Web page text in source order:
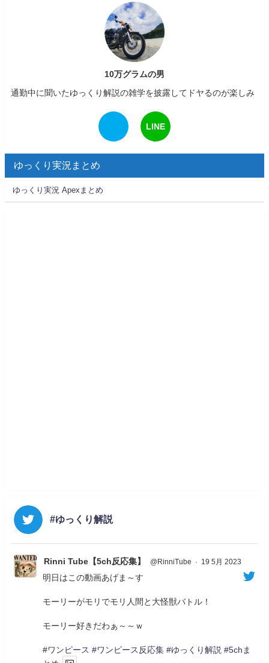
10万グラムの男
通勤中に聞いたゆっくり解説の雑学を披露してドヤるのが楽しみ
LINE
ゆっくり実況まとめ
ゆっくり実況 Apexまとめ
#ゆっくり解説
Rinni Tube【5ch反応集】 @RinniTube · 19 5月 2023
明日はこの動画あげま～す
モーリーがモリでモリ人間と大怪獣バトル！
モーリー好きだわぁ～～ｗ
#ワンピース #ワンピース反応集 #ゆっくり解説 #5chま